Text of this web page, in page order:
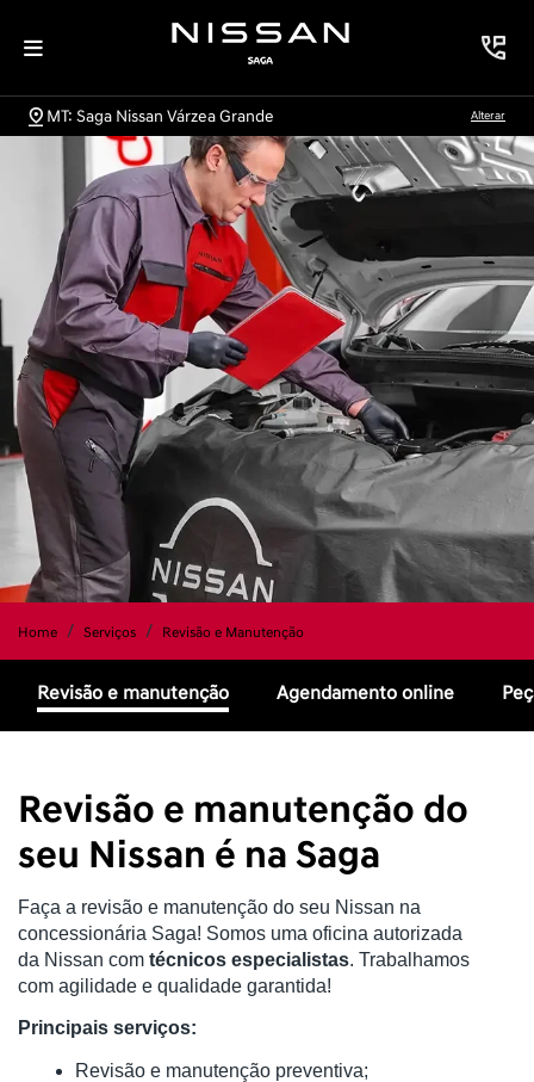
MT: Saga Nissan Várzea Grande Alterar
Home Serviços Revisão e Manutenção
Agendamento online
Revisão e manutenção
Revisão e manutenção do
seu Nissan é na Saga
Faça a revisão e manutenção do seu Nissan na
concessionária Saga! Somos uma oficina autorizada
da Nissan com técnicos especialistas. Trabalhamos
com agilidade e qualidade garantida!
Principais serviços:
Revisão e manutenção preventiva;